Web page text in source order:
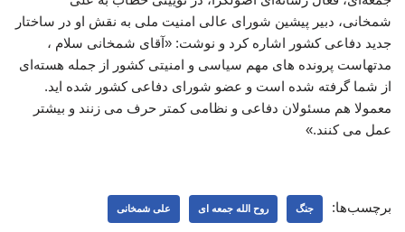
شمخانی، دبیر پیشین شورای عالی امنیت ملی به نقش او در ساختار
جدید دفاعی کشور اشاره کرد و نوشت: «آقای شمخانی سلام ،
مدتهاست پرونده های مهم سیاسی و امنیتی کشور از جمله هسته‌ای
از شما گرفته شده است و عضو شورای دفاعی کشور شده اید.
معمولا هم مسئولان دفاعی و نظامی کمتر حرف می زنند و بیشتر
عمل می کنند.»
برچسب‌ها: جنگ روح الله جمعه ای علی شمخانی